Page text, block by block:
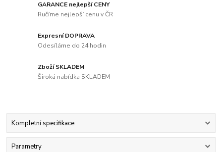
GARANCE nejlepší CENY
Ručíme nejlepší cenu v ČR
Expresní DOPRAVA
Odesíláme do 24 hodin
Zboží SKLADEM
Široká nabídka SKLADEM
Kompletní specifikace
Parametry